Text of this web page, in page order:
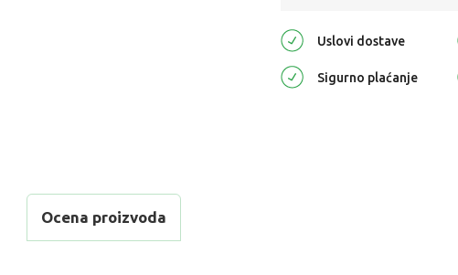
Uslovi dostave
Sigurno plaćanje
Ocena proizvoda